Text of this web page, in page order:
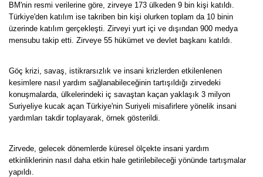
BM'nin resmi verilerine göre, zirveye 173 ülkeden 9 bin kişi katıldı.
Türkiye'den katılım ise takriben bin kişi olurken toplam da 10 binin
üzerinde katılım gerçekleşti. Zirveyi yurt içi ve dışından 900 medya
mensubu takip etti. Zirveye 55 hükümet ve devlet başkanı katıldı.
Göç krizi, savaş, istikrarsızlık ve insani krizlerden etkilenlenen
kesimlere nasıl yardım sağlanabileceğinin tartışıldığı zirvedeki
konuşmalarda, ülkelerindeki iç savaştan kaçan yaklaşık 3 milyon
Suriyeliye kucak açan Türkiye'nin Suriyeli misafirlere yönelik insani
yardımları takdir toplayarak, örnek gösterildi.
Zirvede, gelecek dönemlerde küresel ölçekte insani yardım
etkinliklerinin nasıl daha etkin hale getirilebileceği yönünde tartışmalar
yapıldı.